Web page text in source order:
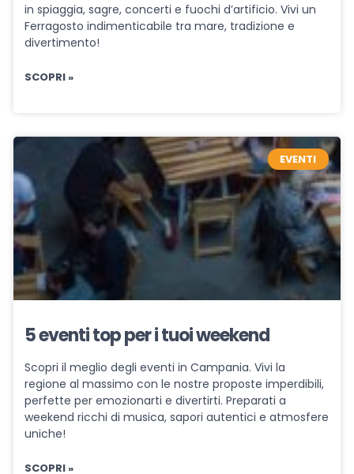
in spiaggia, sagre, concerti e fuochi d’artificio. Vivi un
Ferragosto indimenticabile tra mare, tradizione e
divertimento!
SCOPRI »
EVENTI
5 eventi top per i tuoi weekend
Scopri il meglio degli eventi in Campania. Vivi la
regione al massimo con le nostre proposte imperdibili,
perfette per emozionarti e divertirti. Preparati a
weekend ricchi di musica, sapori autentici e atmosfere
uniche!
SCOPRI »